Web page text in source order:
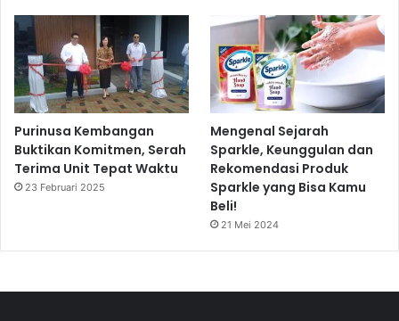
Purinusa Kembangan
Buktikan Komitmen, Serah
Terima Unit Tepat Waktu
23 Februari 2025
Mengenal Sejarah
Sparkle, Keunggulan dan
Rekomendasi Produk
Sparkle yang Bisa Kamu
Beli!
21 Mei 2024